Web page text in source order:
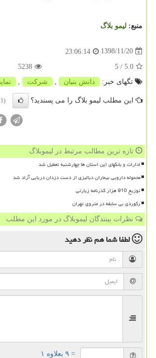
منبع: لیمو بلاگ
1398/11/20
23:06:14
5.0
/ 5
5238
تگهای خبر:
دانش بنیان شركت
این مطلب لیمو بلاگ را می پسندید؟ (1)
تازه ترین مطالب مرتبط در لیموبلاگ
ادارات و بانکهای این استان ها چهارشنبه تعطیل شد
محموله دارویی بیماران دیالیزی از دست دزدان دریایی آزاد شد
توزیع 910 هزار گذرنامه زیارتی
رکوردی بی سابقه در متروی تهران
نظرات بینندگان لیموبلاگ در مورد این مطلب
لطفا شما همنظر دهید
= ۹ بعلاوه ۱